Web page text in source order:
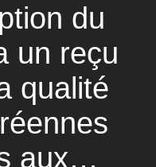
du
un reçu
qualité
aux